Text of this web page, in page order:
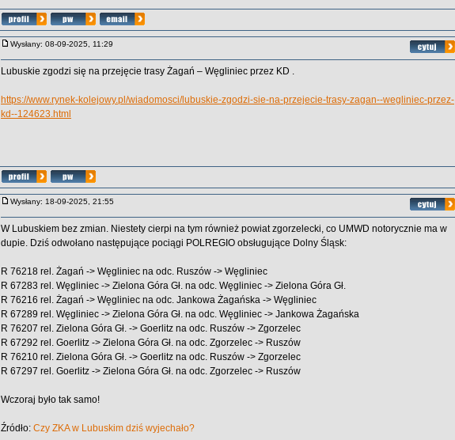
Wysłany: 08-09-2025, 11:29
Lubuskie zgodzi się na przejęcie trasy Żagań – Węgliniec przez KD .
https://www.rynek-kolejowy.pl/wiadomosci/lubuskie-zgodzi-sie-na-przejecie-trasy-zagan--wegliniec-przez-
kd--124623.html
Wysłany: 18-09-2025, 21:55
W Lubuskiem bez zmian. Niestety cierpi na tym również powiat zgorzelecki, co UMWD notorycznie ma w
dupie. Dziś odwołano następujące pociągi POLREGIO obsługujące Dolny Śląsk:
R 76218 rel. Żagań -> Węgliniec na odc. Ruszów -> Węgliniec
R 67283 rel. Węgliniec -> Zielona Góra Gł. na odc. Węgliniec -> Zielona Góra Gł.
R 76216 rel. Żagań -> Węgliniec na odc. Jankowa Żagańska -> Węgliniec
R 67289 rel. Węgliniec -> Zielona Góra Gł. na odc. Węgliniec -> Jankowa Żagańska
R 76207 rel. Zielona Góra Gł. -> Goerlitz na odc. Ruszów -> Zgorzelec
R 67292 rel. Goerlitz -> Zielona Góra Gł. na odc. Zgorzelec -> Ruszów
R 76210 rel. Zielona Góra Gł. -> Goerlitz na odc. Ruszów -> Zgorzelec
R 67297 rel. Goerlitz -> Zielona Góra Gł. na odc. Zgorzelec -> Ruszów
Wczoraj było tak samo!
Źródło: Czy ZKA w Lubuskim dziś wyjechało?